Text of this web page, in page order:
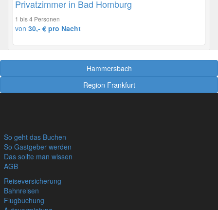
Privatzimmer in Bad Homburg
1 bis 4 Personen
von 30,- € pro Nacht
Hammersbach
Region Frankfurt
So geht das Buchen
So Gastgeber werden
Das sollte man wissen
AGB
Reiseversicherung
Bahnreisen
Flugbuchung